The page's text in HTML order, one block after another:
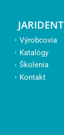
JARIDENT
Výrobcovia
Katalógy
Školenia
Kontakt